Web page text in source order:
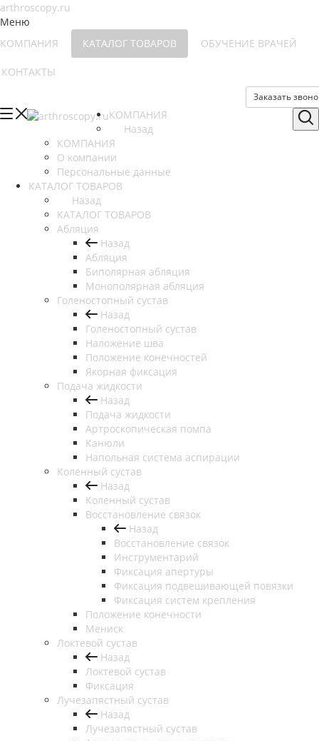
Меню
КОМПАНИЯ
КАТАЛОГ ТОВАРОВ ОБУЧЕНИЕ ВРАЧЕЙ
КОНТАКТЫ
Заказать
КОМПАНИЯ
Назад
КОМПАНИЯ
О компании
Персональные данные
КАТАЛОГ ТОВАРОВ
Назад
КАТАЛОГ ТОВАРОВ
Абляция
Назад
Абляция
Биполярная абляция
Монополярная абляция
Голеностопный сустав
Назад
Голеностопный сустав
Наложение шва
Положение конечностей
Якорная фиксация
Подача жидкости
Назад
Подача жидкости
Артроскопическая помпа
Канюли
Напольная система аспирации
Коленный сустав
Назад
Коленный сустав
Восстановление связок
Назад
Восстановление связок
Инструментарий
Фиксация апертуры
Фиксация подвешивающей повязки
Фиксация систем крепления
Положение конечности
Мениск
Локтевой сустав
Назад
Локтевой сустав
Фиксация
Лучезапястный сустав
Назад
Лучезапястный сустав